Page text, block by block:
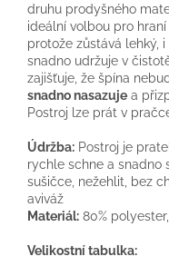
druhu prodyšného
ideální volbou pro
protože zůstává lehký,
snadno udržuje v
zajišťuje, že špína
snadno nasazuje a
Postroj lze prát v
Údržba: Postroj je
rychle schne a snadno
sušičce, nežehlit, bez
aviváž
Materiál: 80%
Velikostní tabulka: